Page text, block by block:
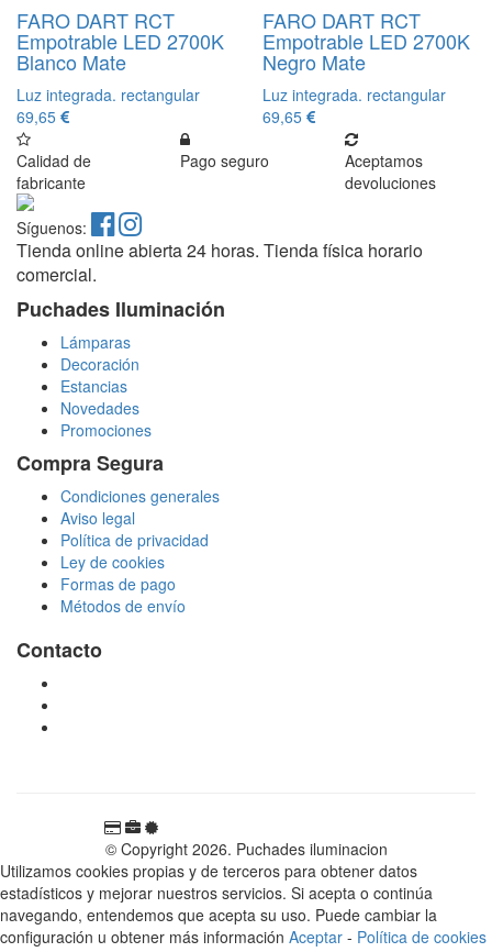
FARO DART RCT
Empotrable LED 2700K
Blanco Mate
Luz integrada. rectangular
69,65
FARO DART RCT
Empotrable LED 2700K
Negro Mate
Luz integrada. rectangular
69,65
Calidad de
fabricante
Pago seguro
Aceptamos
devoluciones
Síguenos:
Tienda online abierta 24 horas. Tienda física horario
comercial.
Puchades Iluminación
Lámparas
Decoración
Estancias
Novedades
Promociones
Compra Segura
Condiciones generales
Aviso legal
Política de privacidad
Ley de cookies
Formas de pago
Métodos de envío
Contacto
© Copyright 2026. Puchades iluminacion
Utilizamos cookies propias y de terceros para obtener datos
estadísticos y mejorar nuestros servicios. Si acepta o continúa
navegando, entendemos que acepta su uso. Puede cambiar la
configuración u obtener más información Aceptar - Política de cookies